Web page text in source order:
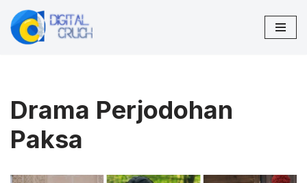
Lompat
Drama Perjodohan
Paksa